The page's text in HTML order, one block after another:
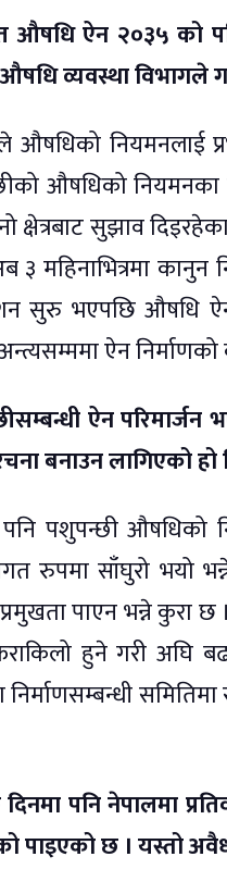
औषधि ऐन २०३५ को
व्यवस्था विभागले
नियमनलाई
औषधिको नियमनका
सुझाव
३ महिनाभित्रमा
सुरु भएपछि औषधि ऐन
ऐन
ऐन
बनाउन लागिएको हो
पशुपन्छी औषधिको
रुपमा साँघुरो भयो
पाएन भन्ने कुरा छ
हुने गरी अघि
निर्माणसम्बन्धी
पनि नेपालमा
पाइएको छ । यस्तो